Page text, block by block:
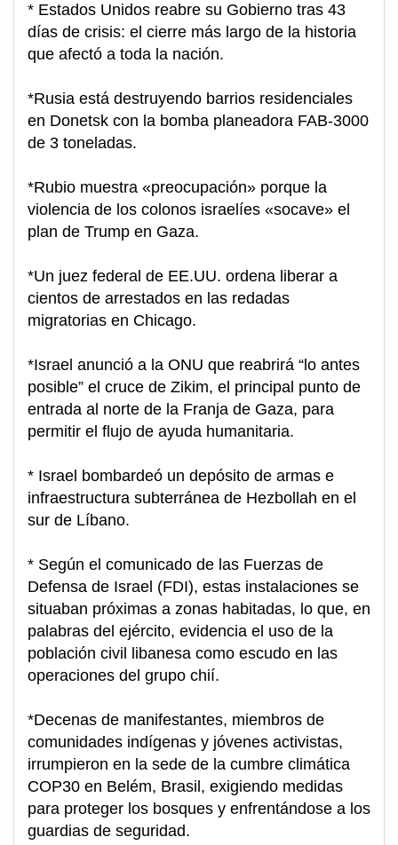
* Estados Unidos reabre su Gobierno tras 43
días de crisis: el cierre más largo de la historia
que afectó a toda la nación.
*Rusia está destruyendo barrios residenciales
en Donetsk con la bomba planeadora FAB-3000
de 3 toneladas.
*Rubio muestra «preocupación» porque la
violencia de los colonos israelíes «socave» el
plan de Trump en Gaza.
*Un juez federal de EE.UU. ordena liberar a
cientos de arrestados en las redadas
migratorias en Chicago.
*Israel anunció a la ONU que reabrirá “lo antes
posible” el cruce de Zikim, el principal punto de
entrada al norte de la Franja de Gaza, para
permitir el flujo de ayuda humanitaria.
* Israel bombardeó un depósito de armas e
infraestructura subterránea de Hezbollah en el
sur de Líbano.
* Según el comunicado de las Fuerzas de
Defensa de Israel (FDI), estas instalaciones se
situaban próximas a zonas habitadas, lo que, en
palabras del ejército, evidencia el uso de la
población civil libanesa como escudo en las
operaciones del grupo chií.
*Decenas de manifestantes, miembros de
comunidades indígenas y jóvenes activistas,
irrumpieron en la sede de la cumbre climática
COP30 en Belém, Brasil, exigiendo medidas
para proteger los bosques y enfrentándose a los
guardias de seguridad.